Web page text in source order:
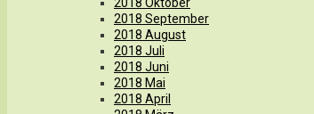
2018 September
2018 August
2018 Juli
2018 Juni
2018 Mai
2018 April